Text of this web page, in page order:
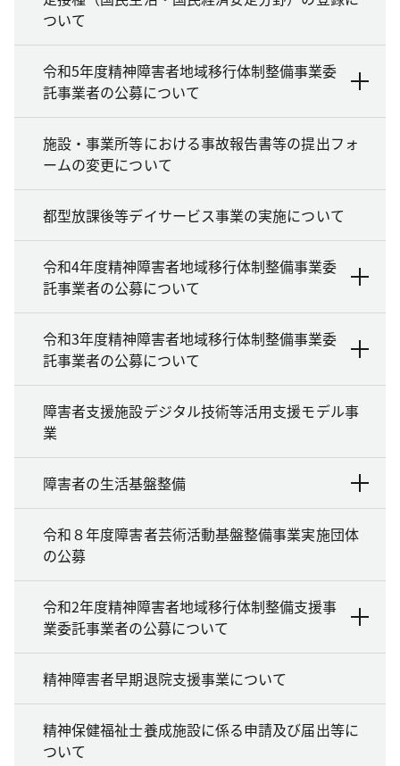
ついて
令和5年度精神障害者地域移行体制整備事業委
託事業者の公募について
施設・事業所等における事故報告書等の提出フォ
ームの変更について
都型放課後等デイサービス事業の実施について
令和4年度精神障害者地域移行体制整備事業委
託事業者の公募について
令和3年度精神障害者地域移行体制整備事業委
託事業者の公募について
障害者支援施設デジタル技術等活用支援モデル事
業
障害者の生活基盤整備
令和８年度障害者芸術活動基盤整備事業実施団体
の公募
令和2年度精神障害者地域移行体制整備支援事
業委託事業者の公募について
精神障害者早期退院支援事業について
精神保健福祉士養成施設に係る申請及び届出等に
ついて